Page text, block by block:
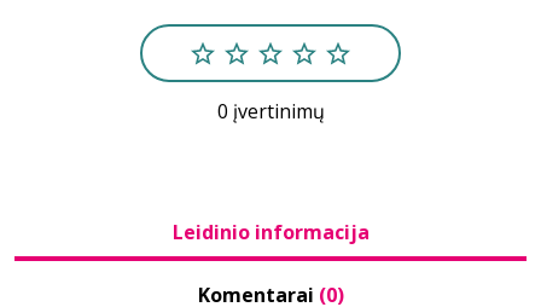
0 įvertinimų
Leidinio informacija
Komentarai (0)